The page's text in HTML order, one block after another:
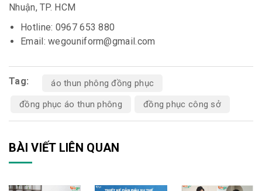
Nhuận, TP. HCM
Hotline: 0967 653 880
Email: wegouniform@gmail.com
Tag:
áo thun phông đồng phục
đồng phục áo thun phông
đồng phục công sở
BÀI VIẾT LIÊN QUAN